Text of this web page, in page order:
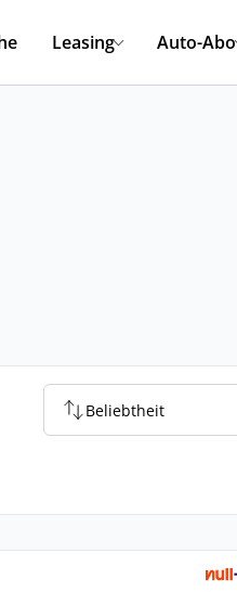
Leasing Auto-Abo
Beliebtheit